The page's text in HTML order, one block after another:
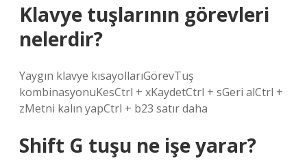
Klavye tuşlarının görevleri
nelerdir?
Yaygın klavye kısayollarıGörevTuş
kombinasyonuKesCtrl + xKaydetCtrl + sGeri alCtrl +
zMetni kalın yapCtrl + b23 satır daha
Shift G tuşu ne işe yarar?